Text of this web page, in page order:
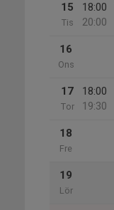
15
Tis
18:00
20:00
16
Ons
17
Tor
18:00
19:30
18
Fre
19
Lör